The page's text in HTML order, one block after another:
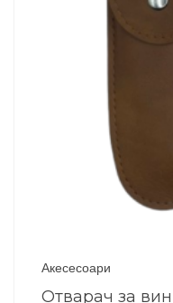
Акесесоари
Отварач за